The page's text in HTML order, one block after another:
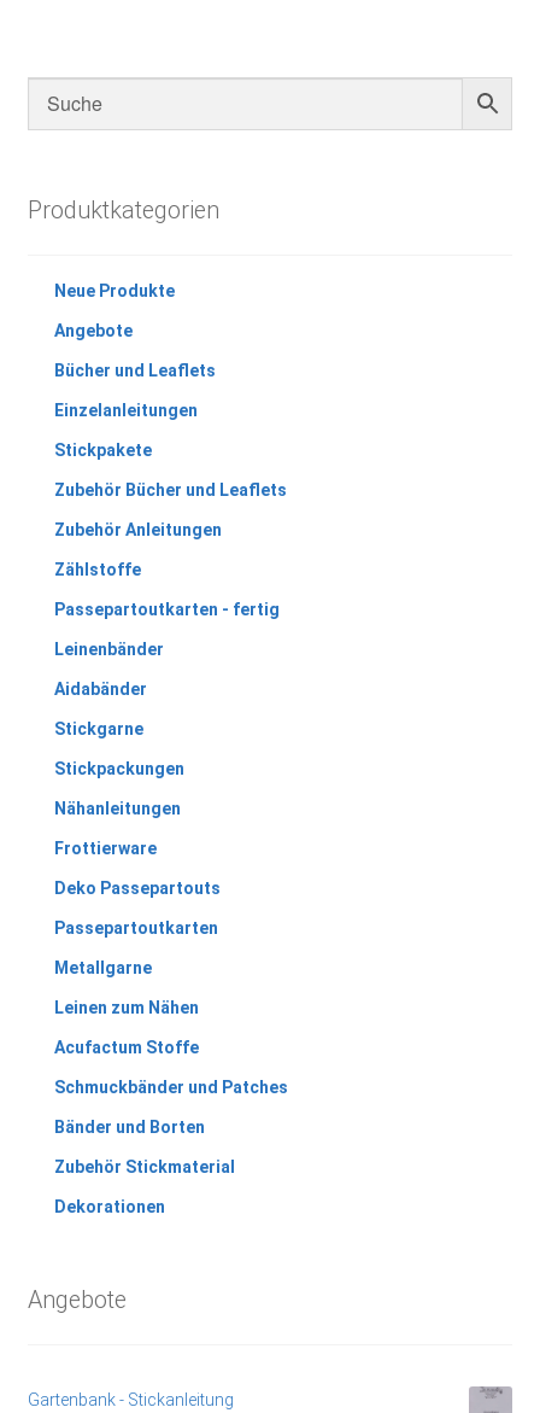
Produktkategorien
Neue Produkte
Angebote
Bücher und Leaflets
Einzelanleitungen
Stickpakete
Zubehör Bücher und Leaflets
Zubehör Anleitungen
Zählstoffe
Passepartoutkarten - fertig
Leinenbänder
Aidabänder
Stickgarne
Stickpackungen
Nähanleitungen
Frottierware
Deko Passepartouts
Passepartoutkarten
Metallgarne
Leinen zum Nähen
Acufactum Stoffe
Schmuckbänder und Patches
Bänder und Borten
Zubehör Stickmaterial
Dekorationen
Angebote
Gartenbank - Stickanleitung